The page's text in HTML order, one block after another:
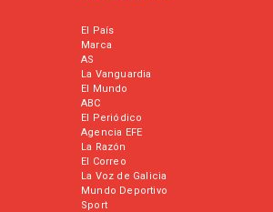
El País
Marca
AS
La Vanguardia
El Mundo
ABC
El Periódico
Agencia EFE
La Razón
El Correo
La Voz de Galicia
Mundo Deportivo
Sport